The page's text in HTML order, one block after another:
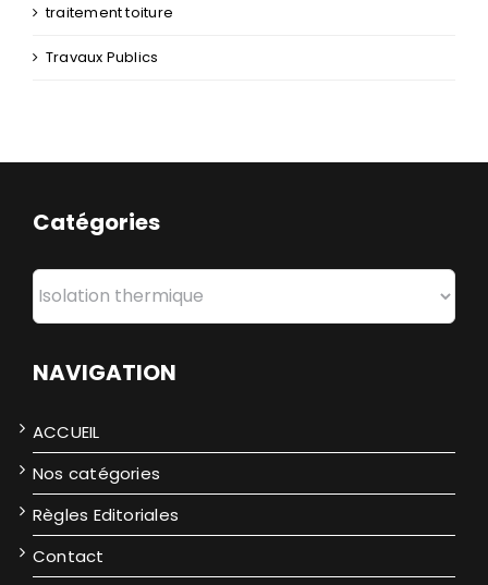
traitement toiture
Travaux Publics
Catégories
Catégories
NAVIGATION
ACCUEIL
Nos catégories
Règles Editoriales
Contact